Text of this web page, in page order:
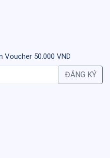
Voucher 50.000 VND
ĐĂNG KÝ